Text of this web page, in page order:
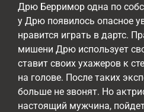
Дрю Берримор одна по
у Дрю появилось опасное
нравится играть в дартс.
мишени Дрю использует
ставит своих ухажеров к
на голове. После таких
больше не звонят. Но
настоящий мужчина,